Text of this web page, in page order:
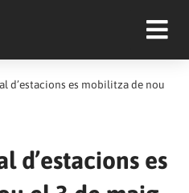
d’estacions es mobilitza de nou
d’estacions es